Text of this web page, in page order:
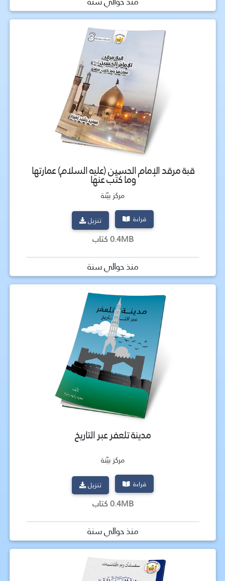
قبة مرقد الإمام الحسين (عليه السلام) عمارتها
وما كُتَب عنها
مركز بيّنة
قراءة تنزيل
0.4MB كتاب
منذ حوالي سنة
مدينة تلعفر عبر التاريخ
مركز بيّنة
قراءة تنزيل
0.4MB كتاب
منذ حوالي سنة